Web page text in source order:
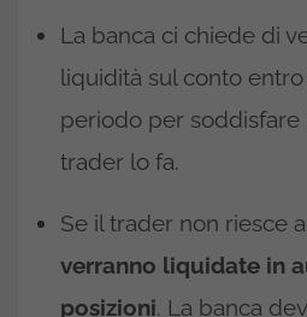
La banca ci chiede di
liquidità sul conto
periodo per soddisfare
trader lo fa.
Se il trader non riesce
verranno liquidate in
posizioni. La banca